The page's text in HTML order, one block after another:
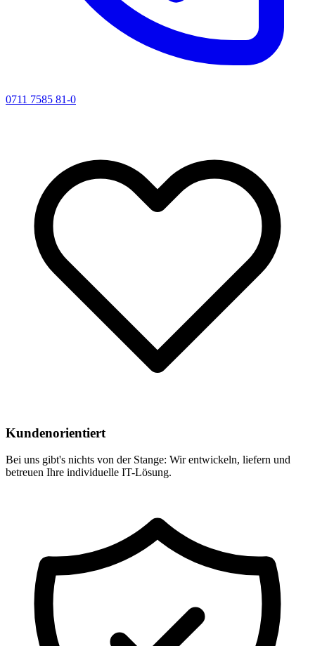
0711 7585 81-0
Kundenorientiert
Bei uns gibt's nichts von der Stange: Wir entwickeln, liefern und
betreuen Ihre individuelle IT-Lösung.